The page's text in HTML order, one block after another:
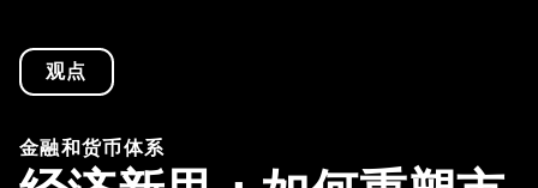
观点
金融和货币体系